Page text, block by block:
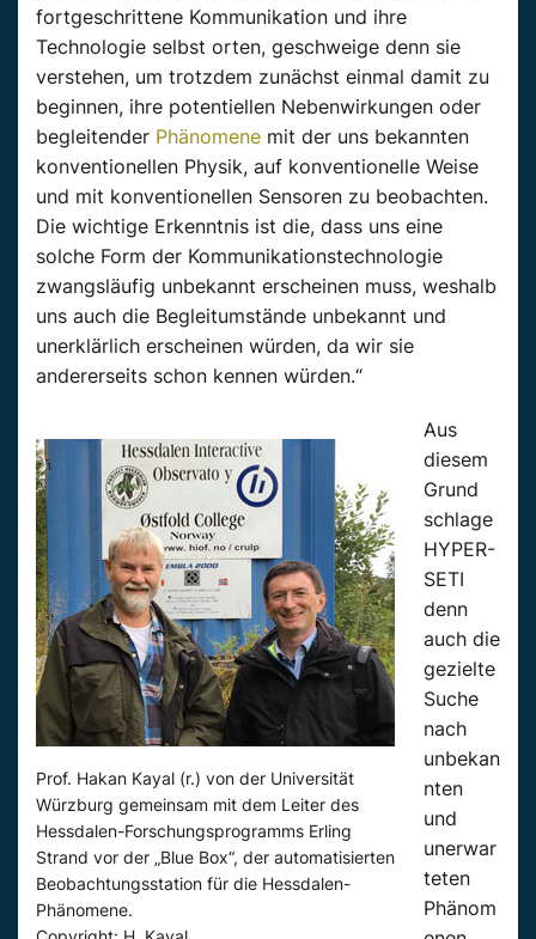
fortgeschrittene Kommunikation und ihre
Technologie selbst orten, geschweige denn sie
verstehen, um trotzdem zunächst einmal damit zu
beginnen, ihre potentiellen Nebenwirkungen oder
begleitender Phänomene mit der uns bekannten
konventionellen Physik, auf konventionelle Weise
und mit konventionellen Sensoren zu beobachten.
Die wichtige Erkenntnis ist die, dass uns eine
solche Form der Kommunikationstechnologie
zwangsläufig unbekannt erscheinen muss, weshalb
uns auch die Begleitumstände unbekannt und
unerklärlich erscheinen würden, da wir sie
andererseits schon kennen würden.“
Prof. Hakan Kayal (r.) von der Universität
Würzburg gemeinsam mit dem Leiter des
Hessdalen-Forschungsprogramms Erling
Strand vor der „Blue Box“, der automatisierten
Beobachtungsstation für die Hessdalen-
Phänomene.
Aus
diesem
Grund
schlage
HYPER-
SETI
denn
auch die
gezielte
Suche
nach
unbekan
nten
und
unerwar
teten
Phänom